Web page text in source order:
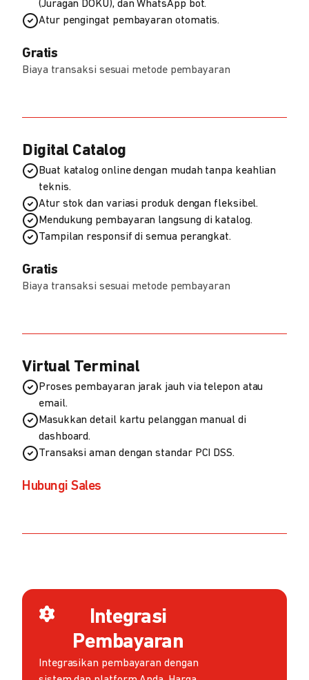
(Juragan DOKU), dan WhatsApp bot.
Atur pengingat pembayaran otomatis.
Gratis
Biaya transaksi sesuai metode pembayaran
Digital Catalog
Buat katalog online dengan mudah tanpa keahlian
teknis.
Atur stok dan variasi produk dengan fleksibel.
Mendukung pembayaran langsung di katalog.
Tampilan responsif di semua perangkat.
Gratis
Biaya transaksi sesuai metode pembayaran
Virtual Terminal
Proses pembayaran jarak jauh via telepon atau
email.
Masukkan detail kartu pelanggan manual di
dashboard.
Transaksi aman dengan standar PCI DSS.
Hubungi Sales
Integrasi
Pembayaran
Integrasikan pembayaran dengan